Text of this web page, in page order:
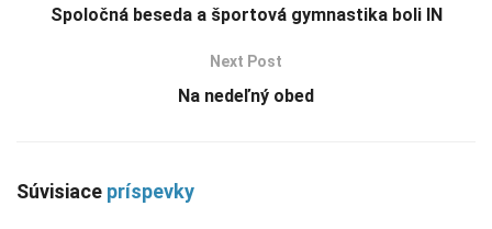
Spoločná beseda a športová gymnastika boli IN
Next Post
Na nedeľný obed
Súvisiace príspevky